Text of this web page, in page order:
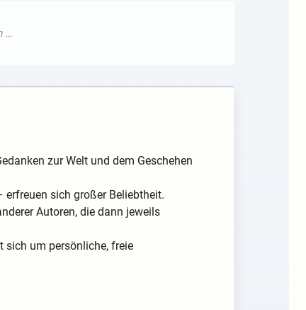
zur Welt und dem Geschehen
erfreuen sich großer Beliebtheit.
Autoren, die dann jeweils
sich um persönliche, freie